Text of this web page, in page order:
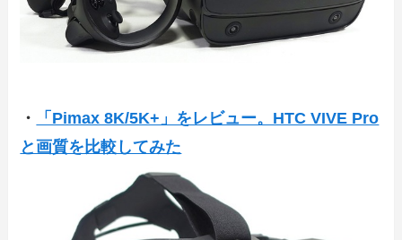
・
「Pimax 8K/5K+」をレビュー。HTC VIVE Pro
と画質を比較してみた